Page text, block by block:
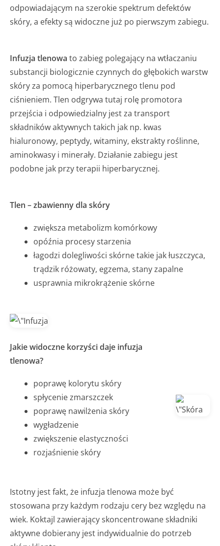
odpowiadającym na szerokie spektrum defektów
skóry, a efekty są widoczne już po pierwszym zabiegu.
Infuzja tlenowa to zabieg polegający na wtłaczaniu
substancji biologicznie czynnych do głębokich warstw
skóry za pomocą hiperbarycznego tlenu pod
ciśnieniem. Tlen odgrywa tutaj rolę promotora
przejścia i odpowiedzialny jest za transport
składników aktywnych takich jak np. kwas
hialuronowy, peptydy, witaminy, ekstrakty roślinne,
aminokwasy i minerały. Działanie zabiegu jest
podobne jak przy terapii hiperbarycznej.
Tlen – zbawienny dla skóry
zwiększa metabolizm komórkowy
opóźnia procesy starzenia
łagodzi dolegliwości skórne takie jak łuszczyca,
trądzik różowaty, egzema, stany zapalne
usprawnia mikrokrążenie skórne
Jakie widoczne korzyści daje infuzja
tlenowa?
poprawę kolorytu skóry
spłycenie zmarszczek
poprawę nawilżenia skóry
wygładzenie
zwiększenie elastyczności
rozjaśnienie skóry
Istotny jest fakt, że infuzja tlenowa może być
stosowana przy każdym rodzaju cery bez względu na
wiek. Koktajl zawierający skoncentrowane składniki
aktywne dobierany jest indywidualnie do potrzeb